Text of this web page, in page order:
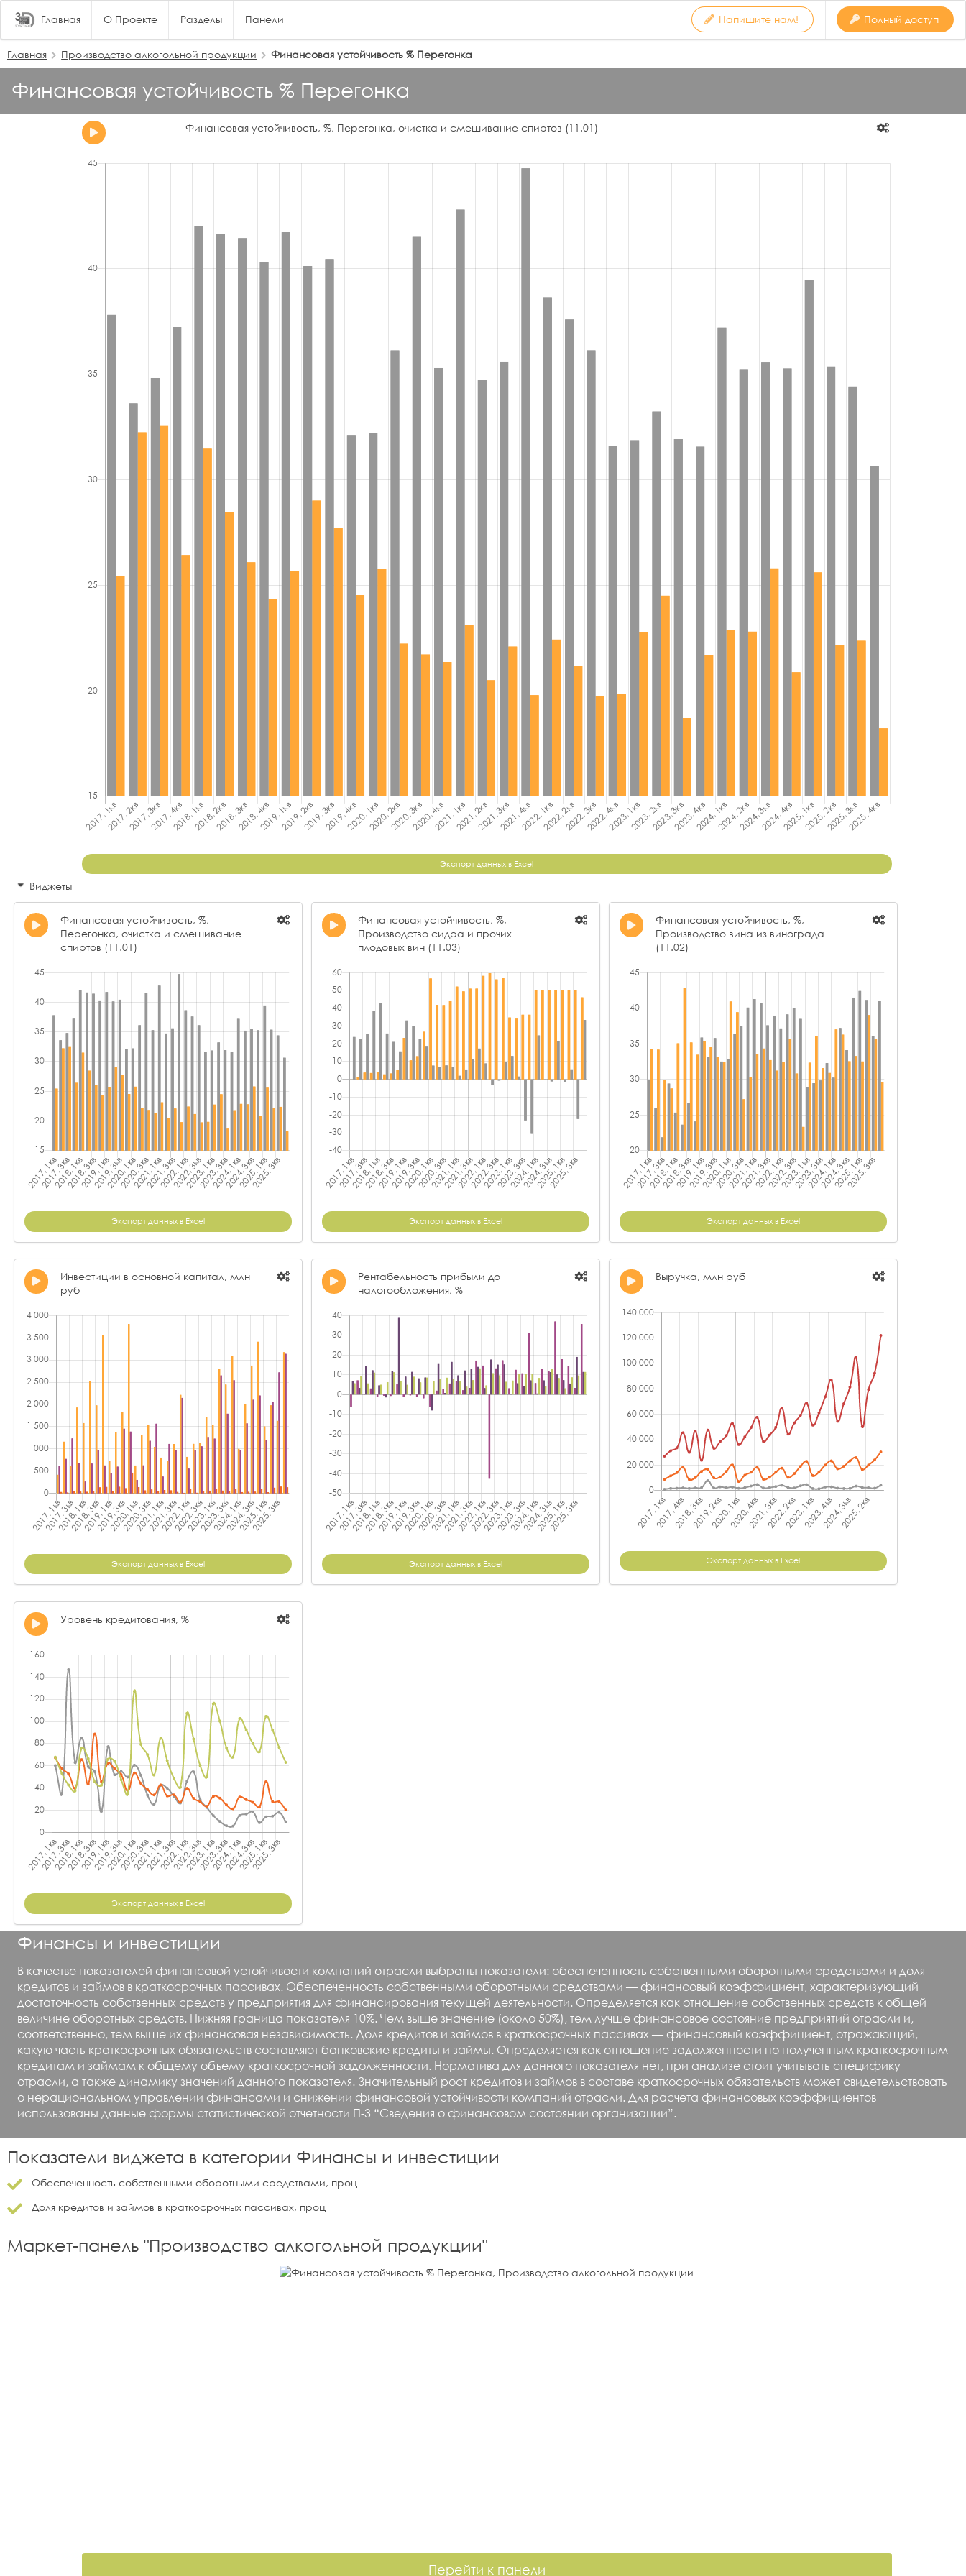
Главная О Проекте Разделы Панели Напишите нам! Полный доступ
Главная Производство алкогольной продукции Финансовая устойчивость % Перегонка
Финансовая устойчивость % Перегонка
Финансовая устойчивость, %, Перегонка, очистка и смешивание спиртов (11.01)
Экспорт данных в Excel
Виджеты
Финансовая устойчивость, %,
Перегонка, очистка и смешивание
спиртов (11.01)
Экспорт данных в Excel
Финансовая устойчивость, %,
Производство сидра и прочих
плодовых вин (11.03)
Экспорт данных в Excel
Финансовая устойчивость, %,
Производство вина из винограда
(11.02)
Экспорт данных в Excel
Инвестиции в основной капитал, млн
руб
Экспорт данных в Excel
Рентабельность прибыли до
налогообложения, %
Экспорт данных в Excel
Выручка, млн руб
Экспорт данных в Excel
Уровень кредитования, %
Экспорт данных в Excel
Финансы и инвестиции
В качестве показателей финансовой устойчивости компаний отрасли выбраны показатели: обеспеченность собственными оборотными средствами и доля
кредитов и займов в краткосрочных пассивах. Обеспеченность собственными оборотными средствами — финансовый коэффициент, характеризующий
достаточность собственных средств у предприятия для финансирования текущей деятельности. Определяется как отношение собственных средств к общей
величине оборотных средств. Нижняя граница показателя 10%. Чем выше значение (около 50%), тем лучше финансовое состояние предприятий отрасли и,
соответственно, тем выше их финансовая независимость. Доля кредитов и займов в краткосрочных пассивах — финансовый коэффициент, отражающий,
какую часть краткосрочных обязательств составляют банковские кредиты и займы. Определяется как отношение задолженности по полученным краткосрочным
кредитам и займам к общему объему краткосрочной задолженности. Норматива для данного показателя нет, при анализе стоит учитывать специфику
отрасли, а также динамику значений данного показателя. Значительный рост кредитов и займов в составе краткосрочных обязательств может свидетельствовать
о нерациональном управлении финансами и снижении финансовой устойчивости компаний отрасли. Для расчета финансовых коэффициентов
использованы данные формы статистической отчетности П-3 “Сведения о финансовом состоянии организации”.
Показатели виджета в категории Финансы и инвестиции
Обеспеченность собственными оборотными средствами, проц
Доля кредитов и займов в краткосрочных пассивах, проц
Маркет-панель "Производство алкогольной продукции"
Перейти к панели